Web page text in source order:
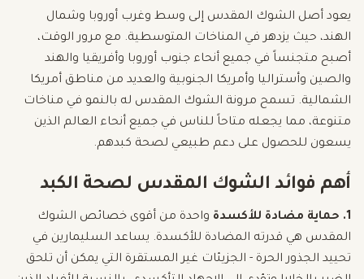
يعود أصل الشوك المقدس إلى وسط وغرب أوروبا وشمال
الهند، حيث يزدهر في المناخات المتوسطية. مع مرور الوقت،
أصبح متجنساً في جميع أنحاء جنوب أوروبا وأفريقيا والهند
والصين وأستراليا وأمريكا الجنوبية والعديد من مناطق أمريكا
الشمالية. تسمح مرونة الشوك المقدس له بالنمو في مناخات
متنوعة، مما يجعله متاحاً للناس في جميع أنحاء العالم الذين
يسعون للحصول على دعم طبيعي لصحة كبدهم.
أهم فوائد الشوك المقدس لصحة الكبد
1. حماية مضادة للأكسدة
واحدة من أقوى خصائص الشوك
المقدس هي قدرته المضادة للأكسدة. يساعد السليمارين في
تحييد الجذور الحرة - الجزيئات غير المستقرة التي يمكن أن تلحق